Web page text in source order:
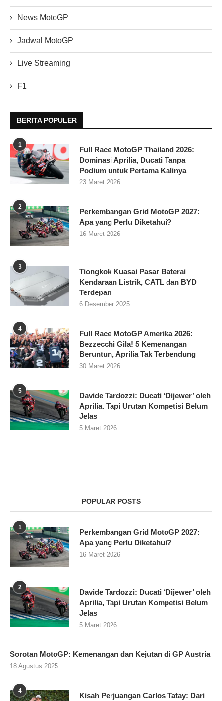
News MotoGP
Jadwal MotoGP
Live Streaming
F1
BERITA POPULER
1
Full Race MotoGP Thailand 2026:
Dominasi Aprilia, Ducati Tanpa
Podium untuk Pertama Kalinya
23 Maret 2026
2
Perkembangan Grid MotoGP 2027:
Apa yang Perlu Diketahui?
16 Maret 2026
3
Tiongkok Kuasai Pasar Baterai
Kendaraan Listrik, CATL dan BYD
Terdepan
6 Desember 2025
4
Full Race MotoGP Amerika 2026:
Bezzecchi Gila! 5 Kemenangan
Beruntun, Aprilia Tak Terbendung
30 Maret 2026
5
Davide Tardozzi: Ducati ‘Dijewer’ oleh
Aprilia, Tapi Urutan Kompetisi Belum
Jelas
5 Maret 2026
POPULAR POSTS
1
Perkembangan Grid MotoGP 2027:
Apa yang Perlu Diketahui?
16 Maret 2026
2
Davide Tardozzi: Ducati ‘Dijewer’ oleh
Aprilia, Tapi Urutan Kompetisi Belum
Jelas
5 Maret 2026
Sorotan MotoGP: Kemenangan dan Kejutan di GP Austria
18 Agustus 2025
4
Kisah Perjuangan Carlos Tatay: Dari